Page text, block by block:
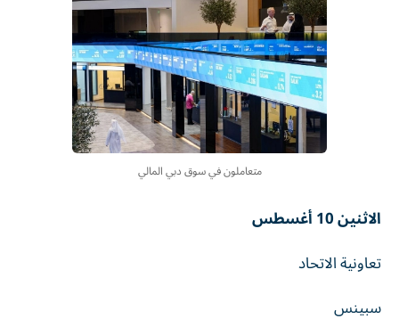
متعاملون في سوق دبي المالي
الاثنين 10 أغسطس
تعاونية الاتحاد
سبينس